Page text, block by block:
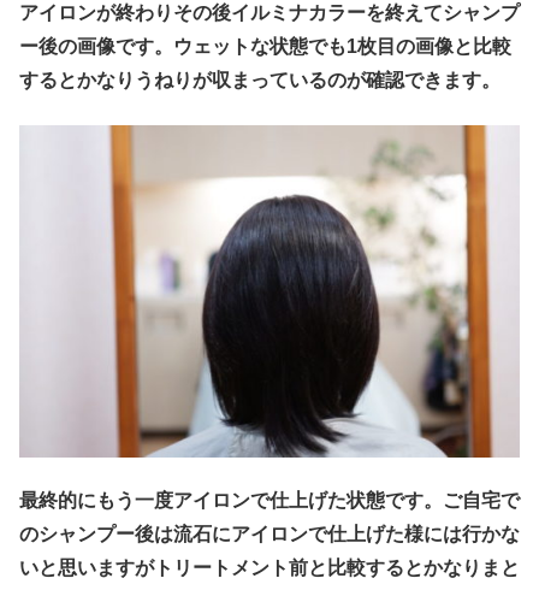
アイロンが終わりその後イルミナカラーを終えてシャンプ
ー後の画像です。ウェットな状態でも1枚目の画像と比較
するとかなりうねりが収まっているのが確認できます。
最終的にもう一度アイロンで仕上げた状態です。ご自宅で
のシャンプー後は流石にアイロンで仕上げた様には行かな
いと思いますがトリートメント前と比較するとかなりまと